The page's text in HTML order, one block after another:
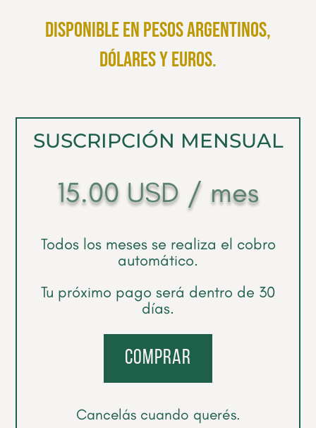
disponible en pesos argentinos,
dólares y euros.
SUSCRIPCIÓN MENSUAL
15.00 USD / mes
Todos los meses se realiza el cobro
automático.
Tu próximo pago será dentro de 30
días.
comprar
Cancelás cuando querés.